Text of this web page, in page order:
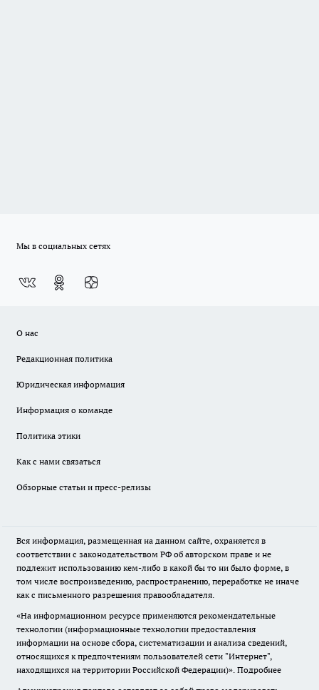
Мы в социальных сетях
О нас
Редакционная политика
Юридическая информация
Информация о команде
Политика этики
Как с нами связаться
Обзорные статьи и пресс-релизы
Вся информация, размещенная на данном сайте, охраняется в
соответствии с законодательством РФ об авторском праве и не
подлежит использованию кем-либо в какой бы то ни было форме, в
том числе воспроизведению, распространению, переработке не иначе
как с письменного разрешения правообладателя.
«На информационном ресурсе применяются рекомендательные
технологии (информационные технологии предоставления
информации на основе сбора, систематизации и анализа сведений,
относящихся к предпочтениям пользователей сети "Интернет",
находящихся на территории Российской Федерации)». Подробнее